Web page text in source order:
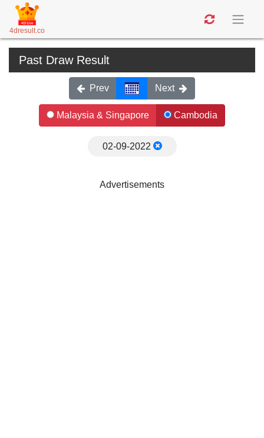
4dresult.co
Past Draw Result
Prev Next
Malaysia & Singapore Cambodia
02-09-2022
Advertisements